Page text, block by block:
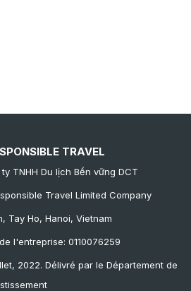
TRAVEL
TNHH Du lịch Bền vững DCT
Travel Limited Company
Tay Ho, Hanoi, Vietnam
l'entreprise: 0110076259
2022. Délivré par le Département de